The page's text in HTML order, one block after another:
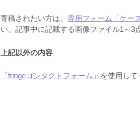
寄稿されたい方は、専用フォーム「ケー
い。記事中に記載する画像ファイル1～3
上記以外の内容
「fringeコンタクトフォーム」 を使用して